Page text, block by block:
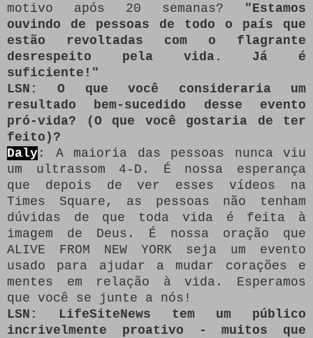
motivo após 20 semanas?
"Estamos
ouvindo de pessoas de todo o país que
estão revoltadas com o flagrante
desrespeito pela vida.
Já é
suficiente!"
LSN: O que você consideraria um
resultado bem-sucedido desse evento
pró-vida?
(O que você gostaria de ter
feito)?
Daly : A maioria das pessoas nunca viu
um ultrassom 4-D.
É nossa esperança
que depois de ver esses vídeos na
Times Square, as pessoas não tenham
dúvidas de que toda vida é feita à
imagem de Deus.
É nossa oração que
ALIVE FROM NEW YORK seja um evento
usado para ajudar a mudar corações e
mentes em relação à vida.
Esperamos
que você se junte a nós!
LSN: LifeSiteNews tem um público
incrivelmente proativo - muitos que